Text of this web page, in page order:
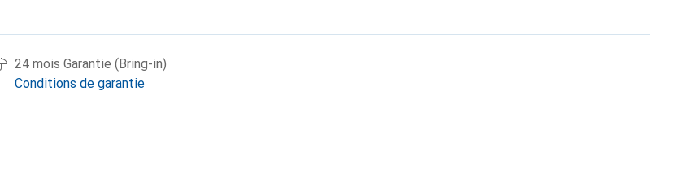
24 mois Garantie (Bring-in)
Conditions de garantie